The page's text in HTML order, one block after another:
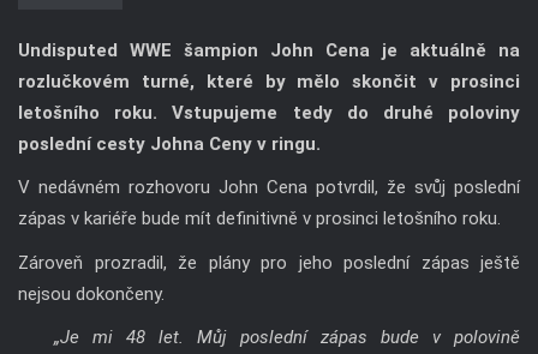
Undisputed WWE šampion John Cena je aktuálně na
rozlučkovém turné, které by mělo skončit v prosinci
letošního roku. Vstupujeme tedy do druhé poloviny
poslední cesty Johna Ceny v ringu.
V nedávném rozhovoru John Cena potvrdil, že svůj poslední
zápas v kariéře bude mít definitivně v prosinci letošního roku.
Zároveň prozradil, že plány pro jeho poslední zápas ještě
nejsou dokončeny.
„Je mi 48 let. Můj poslední zápas bude v polovině